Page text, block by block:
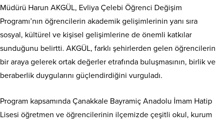
Müdürü Harun AKGÜL, Evliya Çelebi Öğrenci Değişim
Programı’nın öğrencilerin akademik gelişimlerinin yanı sıra
sosyal, kültürel ve kişisel gelişimlerine de önemli katkılar
sunduğunu belirtti. AKGÜL, farklı şehirlerden gelen öğrencilerin
bir araya gelerek ortak değerler etrafında buluşmasının, birlik ve
beraberlik duygularını güçlendirdiğini vurguladı.
Program kapsamında Çanakkale Bayramiç Anadolu İmam Hatip
Lisesi öğretmen ve öğrencilerinin ilçemizde çeşitli okul, kurum